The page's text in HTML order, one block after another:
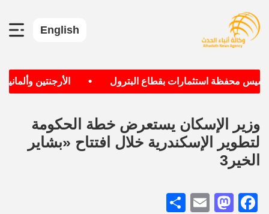
English
محفظة استثمارات بقطاع البترول الأرجنتين
وزير الإسكان يستعرض خطة الحكومة
لتطوير الإسكندرية خلال افتتاح «بشاير
الخير3
Facebook
Mastodon
Email